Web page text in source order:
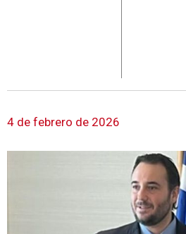
4 de febrero de 2026